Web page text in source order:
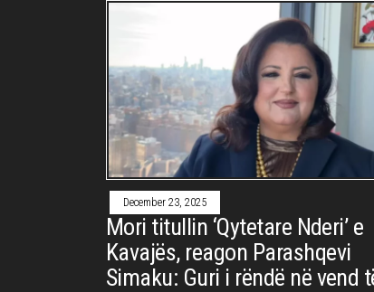
December 23, 2025
Mori titullin ‘Qytetare Nderi’ e
Kavajës, reagon Parashqevi
Simaku: Guri i rëndë në vend